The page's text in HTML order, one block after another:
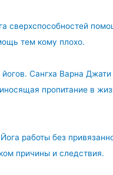
сверхспособностей
тем кому плохо.
Сангха Варна Джати
пропитание в
работы без
причины и следствия.